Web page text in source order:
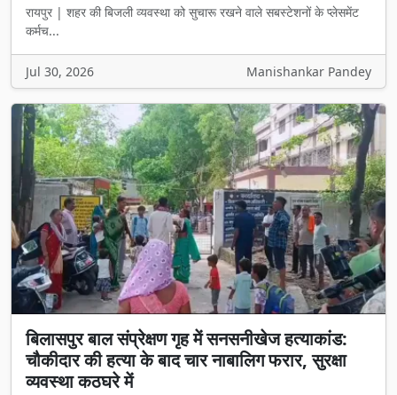
रायपुर | शहर की बिजली व्यवस्था को सुचारू रखने वाले सबस्टेशनों के प्लेसमेंट
कर्मच...
Jul 30, 2026 Manishankar Pandey
बिलासपुर बाल संप्रेक्षण गृह में सनसनीखेज हत्याकांड:
चौकीदार की हत्या के बाद चार नाबालिग फरार, सुरक्षा
व्यवस्था कठघरे में